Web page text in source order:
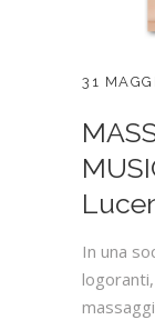
31
In una